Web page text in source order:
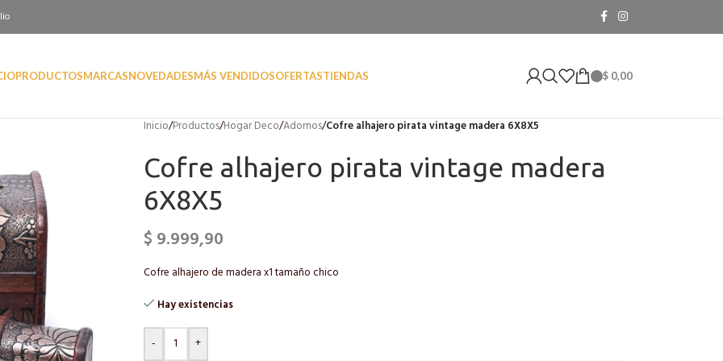
PRODUCTOSMARCASNOVEDADESMÁS VENDIDOSOFERTASTIENDAS $ 0,00
Inicio/Productos/Hogar Deco/Adornos/Cofre alhajero pirata vintage madera 6X8X5
Cofre alhajero pirata vintage madera
6X8X5
$ 9.999,90
Cofre alhajero de madera x1 tamaño chico
Hay existencias
-
+